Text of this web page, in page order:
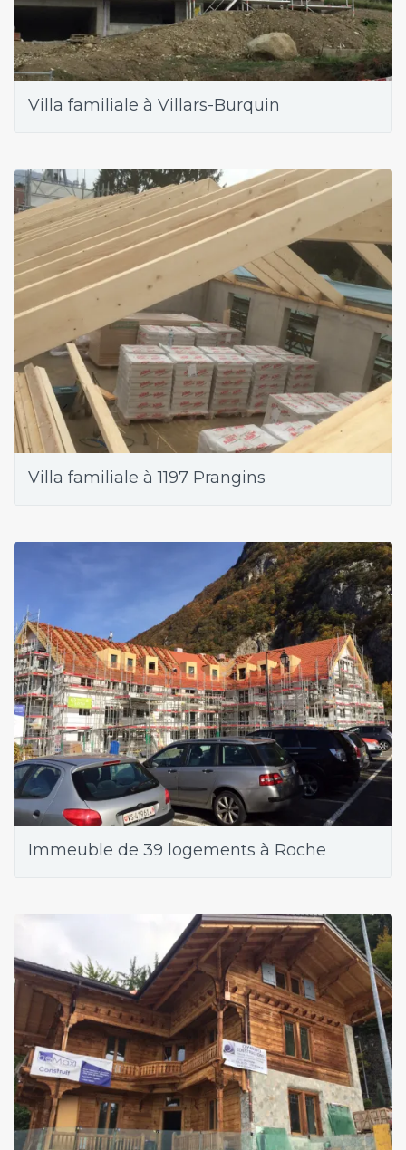
Villa familiale à Villars-Burquin
Villa familiale à 1197 Prangins
Immeuble de 39 logements à Roche